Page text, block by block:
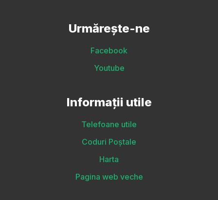
Urmărește-ne
Facebook
Youtube
Informații utile
Telefoane utile
Coduri Poștale
Harta
Pagina web veche